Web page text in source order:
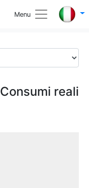
Menu
Consumi reali